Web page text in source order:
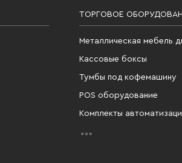
ТОРГОВОЕ
Металлическая мебель
Кассовые боксы
Тумбы под кофемашину
POS оборудование
Комплекты